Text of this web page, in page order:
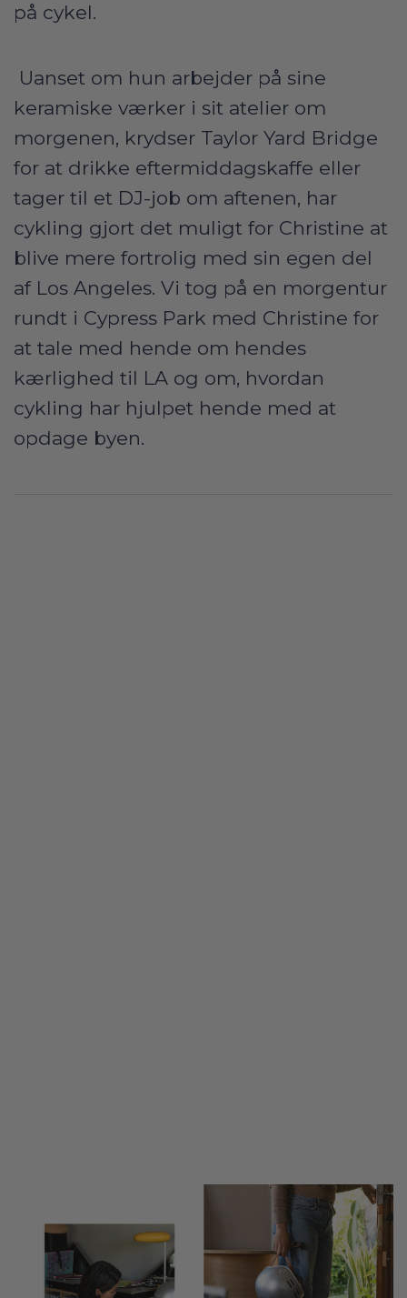
på cykel.
Uanset om hun arbejder på sine
keramiske værker i sit atelier om
morgenen, krydser Taylor Yard Bridge
for at drikke eftermiddagskaffe eller
tager til et DJ-job om aftenen, har
cykling gjort det muligt for Christine at
blive mere fortrolig med sin egen del
af Los Angeles. Vi tog på en morgentur
rundt i Cypress Park med Christine for
at tale med hende om hendes
kærlighed til LA og om, hvordan
cykling har hjulpet hende med at
opdage byen.